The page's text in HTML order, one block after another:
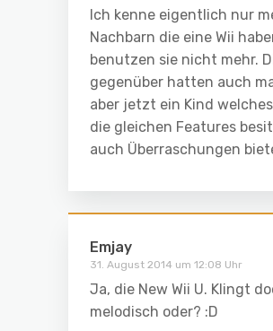
Ich kenne eigentlich nur
Nachbarn die eine Wii
benutzen sie nicht mehr.
gegenüber hatten auch
aber jetzt ein Kind
die gleichen Features
auch Überraschungen
Emjay
31. August 2014 um 12:08 Uhr
Ja, die New Wii U. Klingt
melodisch oder? :D